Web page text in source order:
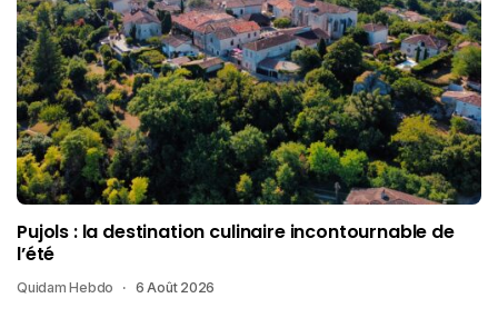
Pujols : la destination culinaire incontournable de
l’été
Quidam Hebdo 6 Août 2026